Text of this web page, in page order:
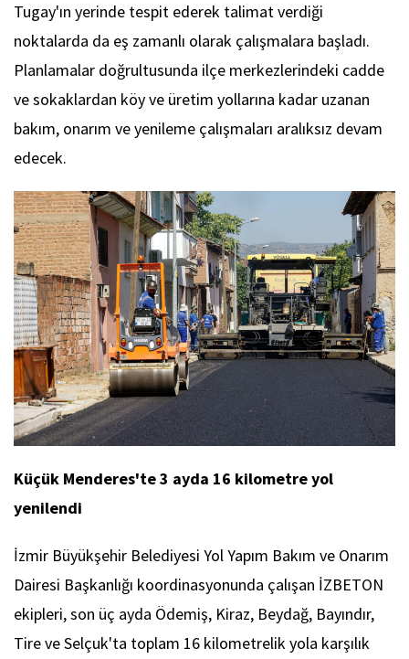
Tugay'ın yerinde tespit ederek talimat verdiği
noktalarda da eş zamanlı olarak çalışmalara başladı.
Planlamalar doğrultusunda ilçe merkezlerindeki cadde
ve sokaklardan köy ve üretim yollarına kadar uzanan
bakım, onarım ve yenileme çalışmaları aralıksız devam
edecek.
Küçük Menderes'te 3 ayda 16 kilometre yol
yenilendi
İzmir Büyükşehir Belediyesi Yol Yapım Bakım ve Onarım
Dairesi Başkanlığı koordinasyonunda çalışan İZBETON
ekipleri, son üç ayda Ödemiş, Kiraz, Beydağ, Bayındır,
Tire ve Selçuk'ta toplam 16 kilometrelik yola karşılık